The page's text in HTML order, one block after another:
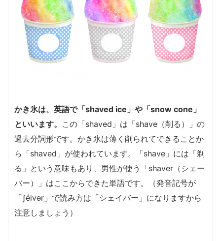
かき氷は、英語で「shaved ice」 や 「snow cone」
といいます。 この「shaved」は「shave（削る）」の
過去分詞形です。かき氷は薄く削られてできることか
ら「shaved」が使われています。「shave」には「剃
る」という意味もあり、男性が使う「shaver（シェー
バー）」はここからできた単語です。（発音記号が
「ʃéivər」で読み方は「シェイバー」になりますから
注意しましょう）